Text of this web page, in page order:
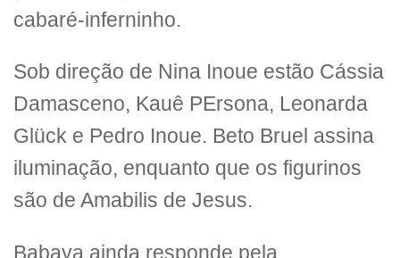
cabaré-inferninho.
Sob direção de Nina Inoue estão Cássia
Damasceno, Kauê PErsona, Leonarda
Glück e Pedro Inoue. Beto Bruel assina
iluminação, enquanto que os figurinos
são de Amabilis de Jesus.
Babaya ainda responde pela